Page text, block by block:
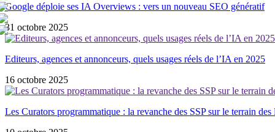
Google déploie ses IA Overviews : vers un nouveau SEO génératif
31 octobre 2025
Editeurs, agences et annonceurs, quels usages réels de l’IA en 2025
16 octobre 2025
Les Curators programmatique : la revanche des SSP sur le terrain des